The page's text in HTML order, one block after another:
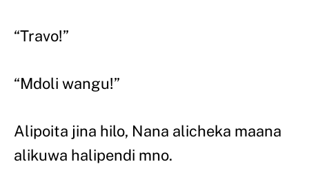
“Travo!”
“Mdoli wangu!”
Alipoita jina hilo, Nana alicheka maana
alikuwa halipendi mno.